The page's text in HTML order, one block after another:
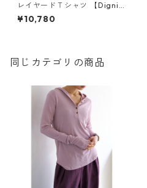
レイヤードＴシャツ 【Dignit
é collier ディニテコリエ 26
春ご予約】 80267108 タンク
¥10,780
同じカテゴリの商品